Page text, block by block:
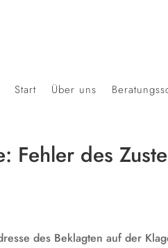
Start Über uns
Fehler des
des Beklagten auf der